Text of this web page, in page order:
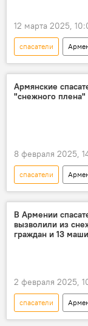
12 марта 2025,
спасатели
Общество
Армянские
"снежного
8 февраля 2025,
спасатели
Общество
Видео
В Армении
вызволили из
граждан и 13
2 февраля 2025,
спасатели
Общество